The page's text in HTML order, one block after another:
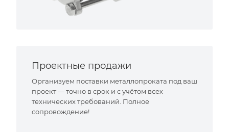
Проектные продажи
Организуем поставки металлопроката под ваш
проект — точно в срок и с учётом всех
технических требований. Полное
сопровождение!